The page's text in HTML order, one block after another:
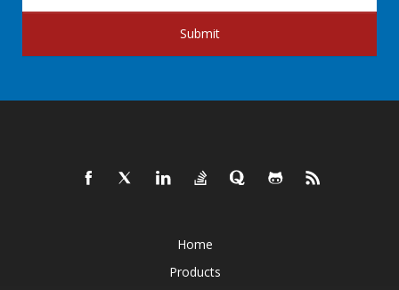
Submit
Home
Products